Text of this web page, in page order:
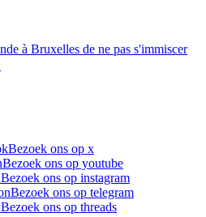
à Bruxelles de ne pas s'immiscer
Bezoek ons op x
Bezoek ons op youtube
Bezoek ons op instagram
Bezoek ons op telegram
Bezoek ons op threads